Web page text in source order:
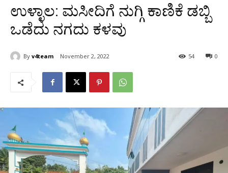
ಉಳ್ಳಾಲ: ಮಸೀದಿಗೆ ನುಗ್ಗಿ ಕಾಣಿಕೆ ಡಬ್ಬಿ
ಒಡೆದು ನಗದು ಕಳವು
By v4team November 2, 2022 0
54